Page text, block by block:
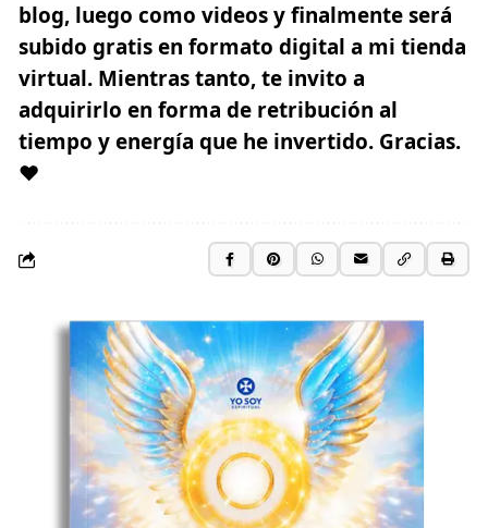
blog, luego como videos y finalmente será
subido gratis en formato digital a mi tienda
virtual. Mientras tanto, te invito a
adquirirlo en forma de retribución al
tiempo y energía que he invertido. Gracias.
♥